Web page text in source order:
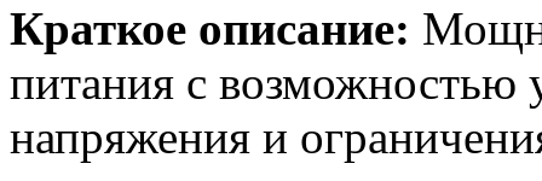
Краткое описание:
питания с возможностью
напряжения и